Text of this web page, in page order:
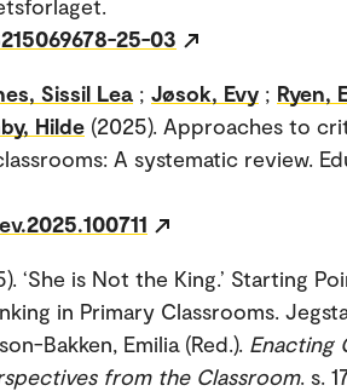
25-03
Sissil Lea ; Jøsok, Evy ; Ryen,
Hilde (2025). Approaches to
A systematic review.
‘She is Not the King.’ Starting
in Primary Classrooms.
Bakken, Emilia (Red.). Enacting
from the Classroom. s.